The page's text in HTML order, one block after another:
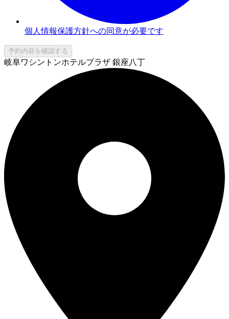
個人情報保護方針への同意が必要です
予約内容を確認する
岐阜ワシントンホテルプラザ 銀座八丁